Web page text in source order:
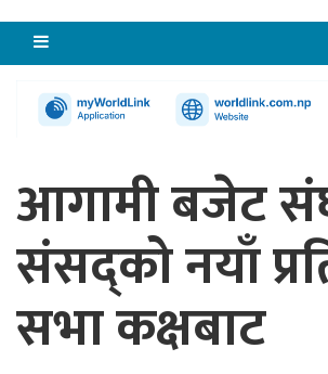
आगामी बजेट
संसद्को नयाँ
सभा कक्षबाट